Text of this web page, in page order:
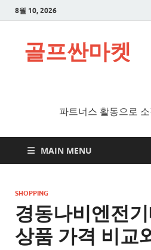
8월 10, 2026
골프싼마켓
파트너스 활동으로
MAIN MENU
SHOPPING
경동나비엔전
상품 가격 비교